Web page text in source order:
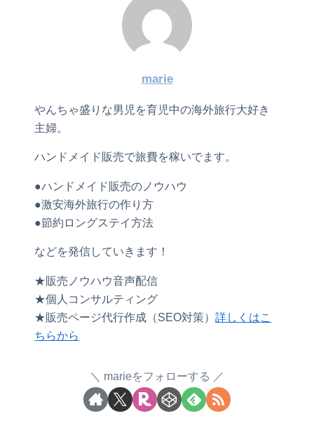
marie
やんちゃ盛りな男児を育児中の海外旅行大好き
主婦。
ハンドメイド販売で旅費を稼いでます。
●ハンドメイド販売のノウハウ
●激安海外旅行の作り方
●節約ロングステイ方法
などを発信していきます！
★販売ノウハウ音声配信
★個人コンサルティング
★販売ページ代行作成（SEO対策）詳しくはこ
ちらから
marieをフォローする